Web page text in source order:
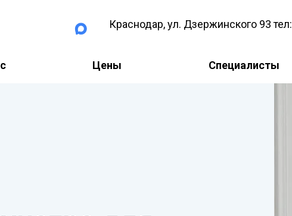
Краснодар, ул. Дзержинского 93 тел:
Цены Специалисты